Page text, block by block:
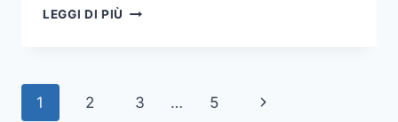
LEGGI DI PIÙ COME
TUTTE
Navigazione
1 2 3 … 5
Pagina